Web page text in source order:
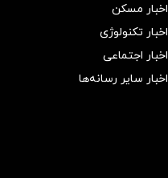
اخبار مسکن
اخبار تکنولوژی
اخبار اجتماعی
اخبار سایر رسانه‌‌ها